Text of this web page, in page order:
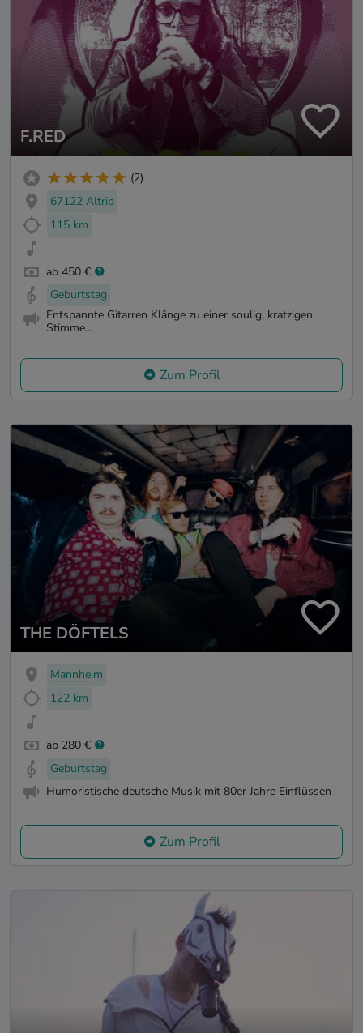
F.RED
(2)
67122 Altrip
115 km
ab 450 €
Geburtstag
Entspannte Gitarren Klänge zu einer soulig, kratzigen
Stimme...
Zum Profil
THE DÖFTELS
Mannheim
122 km
ab 280 €
Geburtstag
Humoristische deutsche Musik mit 80er Jahre Einflüssen
Zum Profil